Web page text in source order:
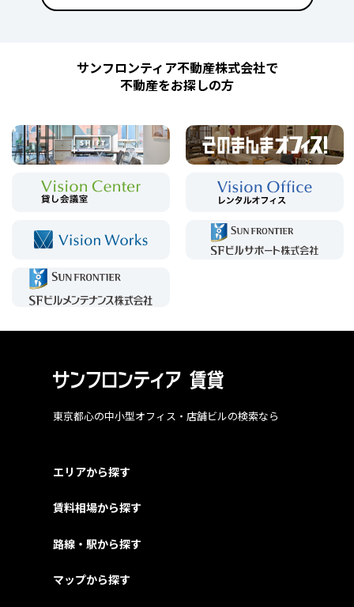
サンフロンティア不動産株式会社で
不動産をお探しの方
東京都心の中小型オフィス・店舗ビルの検索なら
エリアから探す
賃料相場から探す
路線・駅から探す
マップから探す